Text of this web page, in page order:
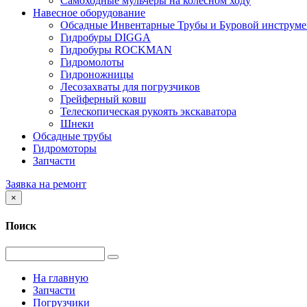
Навесное оборудование
Обсадные Инвентарные Трубы и Буровой
Гидробуры DIGGA
Гидробуры ROCKMAN
Гидромолоты
Гидроножницы
Лесозахваты для погрузчиков
Грейферный ковш
Телескопическая рукоять экскаватора
Шнеки
Обсадные трубы
Гидромоторы
Запчасти
Заявка на ремонт
×
Поиск
На главную
Запчасти
Погрузчики